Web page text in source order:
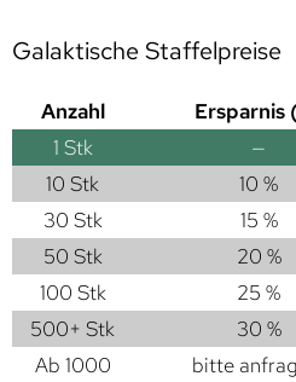
Galaktische Staffelpreise
Anzahl Ersparnis
1 Stk —
10 Stk
10 %
30 Stk
15 %
50 Stk
20 %
100 Stk
25 %
500+ Stk
30 %
Ab 1000
bitte